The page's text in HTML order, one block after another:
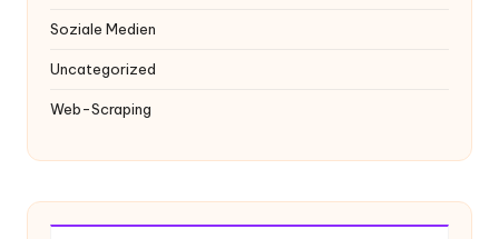
Soziale Medien
Uncategorized
Web-Scraping